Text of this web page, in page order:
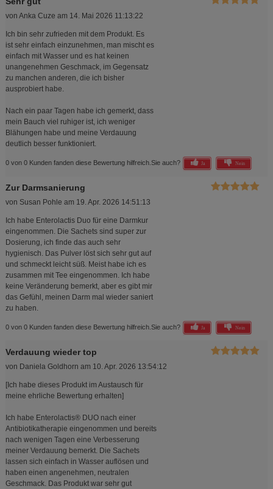
von Anka Cuze am 14. Mai 2026 11:13:22
Ich bin sehr zufrieden mit dem Produkt. Es
ist sehr einfach einzunehmen, man mischt es
einfach mit Wasser und es hat keinen
unangenehmen Geschmack, im Gegensatz
zu manchen anderen, die ich bisher
ausprobiert habe.
Nach ein paar Tagen habe ich gemerkt, dass
mein Bauch viel ruhiger ist, ich weniger
Blähungen habe und meine Verdauung
deutlich besser funktioniert.
0 von 0 Kunden fanden diese Bewertung hilfreich. Sie auch? Ja Nein
Zur Darmsanierung
von Susan Pohle am 19. Apr. 2026 14:51:13
Ich habe Enterolactis Duo für eine Darmkur
eingenommen. Die Sachets sind super zur
Dosierung, ich finde das auch sehr
hygienisch. Das Pulver löst sich sehr gut auf
und schmeckt leicht süß. Meist habe ich es
zusammen mit Tee eingenommen. Ich habe
keine Veränderung bemerkt, aber es gibt mir
das Gefühl, meinen Darm mal wieder saniert
zu haben.
0 von 0 Kunden fanden diese Bewertung hilfreich. Sie auch? Ja Nein
Verdauung wieder top
von Daniela Goldhorn am 10. Apr. 2026 13:54:12
[Ich habe dieses Produkt im Austausch für
meine ehrliche Bewertung erhalten]
Ich habe Enterolactis® DUO nach einer
Antibiotikatherapie eingenommen und bereits
nach wenigen Tagen eine Verbesserung
meiner Verdauung bemerkt. Die Sachets
lassen sich einfach in Wasser auflösen und
haben einen angenehmen, neutralen
Geschmack. Das Produkt war sehr gut